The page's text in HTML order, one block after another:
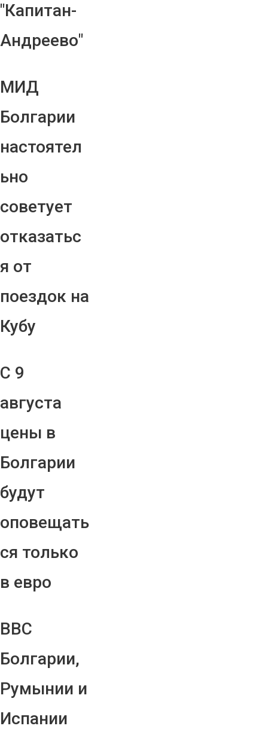
"Капитан-
Андреево"
МИД
Болгарии
настоятел
ьно
советует
отказатьс
я от
поездок на
Кубу
С 9
августа
цены в
Болгарии
будут
оповещать
ся только
в евро
ВВС
Болгарии,
Румынии и
Испании